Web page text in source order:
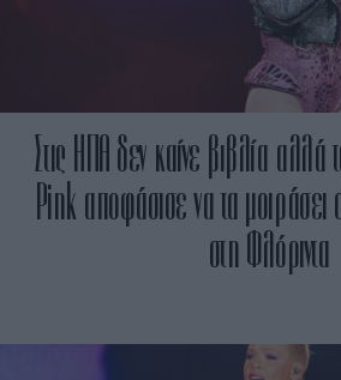
Στις ΗΠΑ δεν καίνε βιβλία
Pink αποφάσισε να τα μοιράσει
στη Φλόριντα